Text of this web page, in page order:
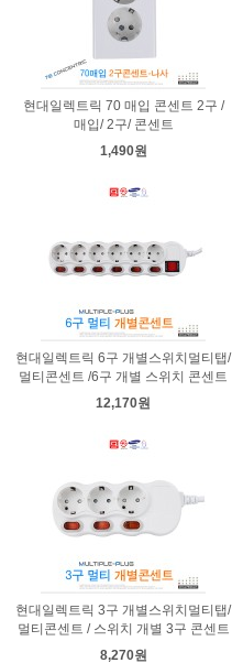
현대일렉트릭 70 매입 콘센트 2구 /
매입/ 2구/ 콘센트
1,490원
현대일렉트릭 6구 개별스위치멀티탭/
멀티콘센트 /6구 개별 스위치 콘센트
12,170원
현대일렉트릭 3구 개별스위치멀티탭/
멀티콘센트 / 스위치 개별 3구 콘센트
8,270원